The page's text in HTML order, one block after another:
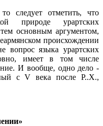
следует отметить, что
природе урартских
основным аргументом,
происхождении
вопрос языка урартских
имеет в том числе
И вообще, одно дело -
с V века после Р..Х.,